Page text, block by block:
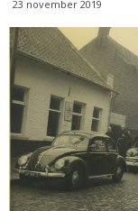
23 november 2019